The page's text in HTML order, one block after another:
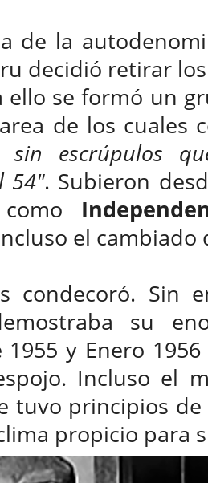
de la
decidió retirar
ello se formó un
de los cuales
sin escrúpulos
54". Subieron
el cambiado
condecoró. Sin
su
1955 y Enero
Incluso el
tuvo principios
propicio para